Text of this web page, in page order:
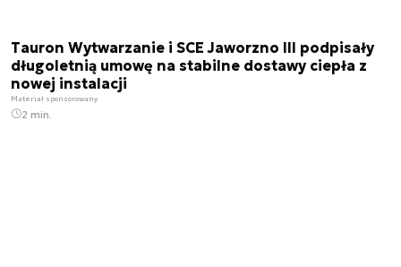
Tauron Wytwarzanie i SCE Jaworzno III podpisały
długoletnią umowę na stabilne dostawy ciepła z
nowej instalacji
Materiał sponsorowany
2 min.